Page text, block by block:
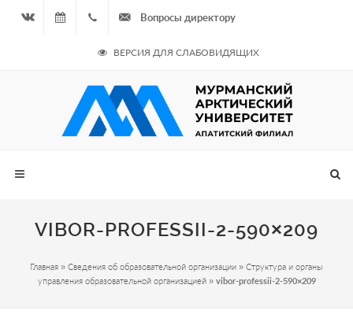
06.08.2026
- Чётная
неделя
964
687
Вопросы директору
ВЕРСИЯ ДЛЯ СЛАБОВИДЯЩИХ
VIBOR-PROFESSII-2-590×209
Главная » Сведения об образовательной организации » Структура и органы
управления образовательной организацией» vibor-professii-2-590×209